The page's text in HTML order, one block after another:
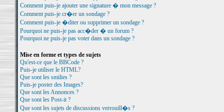
Comment puis-je ajouter une signature � mon message ?
Comment puis-je cr�er un sondage ?
Comment puis-je �diter ou supprimer un sondage ?
Pourquoi ne puis-je pas acc�der � un forum ?
Pourquoi ne puis-je pas voter dans un sondage ?
Mise en forme et types de sujets
Qu'est-ce que le BBCode ?
Puis-je utiliser le HTML?
Que sont les smilies ?
Puis-je poster des Images?
Que sont les Annonces ?
Que sont les Post-it ?
Que sont les sujets de discussions verrouill�s ?